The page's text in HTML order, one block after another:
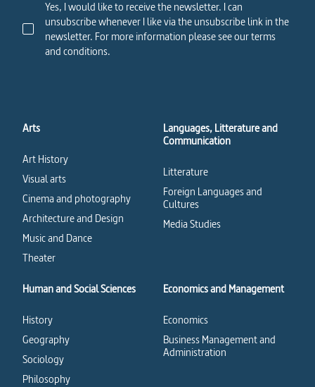
Yes, I would like to receive the newsletter. I can
unsubscribe whenever I like via the unsubscribe link in the
newsletter. For more information please see our terms
and conditions.
Arts
Art History
Visual arts
Cinema and photography
Architecture and Design
Music and Dance
Theater
Languages, Litterature and
Communication
Litterature
Foreign Languages and
Cultures
Media Studies
Human and Social Sciences
History
Geography
Sociology
Philosophy
Economics and Management
Economics
Business Management and
Administration